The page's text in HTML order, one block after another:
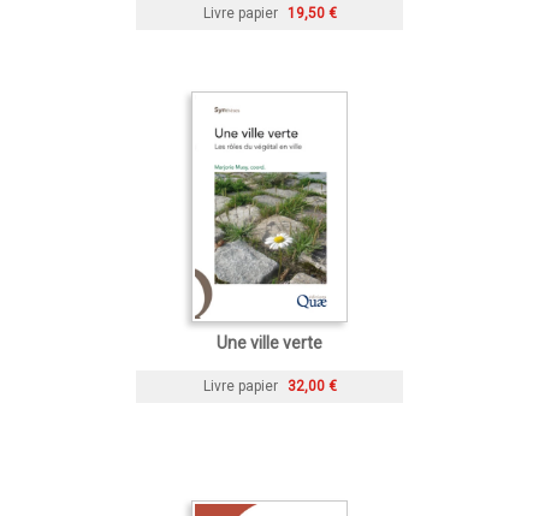
Livre papier 19,50 €
Une ville verte
Livre papier 32,00 €